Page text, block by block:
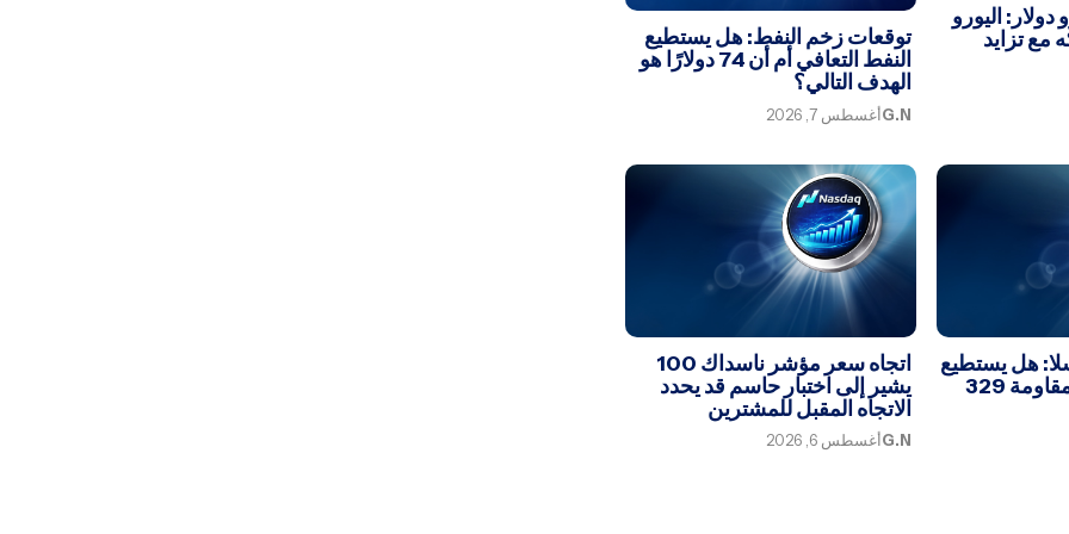
دولار: اليورو
مع تزايد
توقعات زخم النفط: هل يستطيع
النفط التعافي أم أن 74 دولارًا هو
الهدف التالي؟
G.Nأغسطس 7, 2026
هل يستطيع
سهم تسلا اختراق مقاومة 329
اتجاه سعر مؤشر ناسداك 100
يشير إلى اختبار حاسم قد يحدد
الاتجاه المقبل للمشترين
G.Nأغسطس 6, 2026